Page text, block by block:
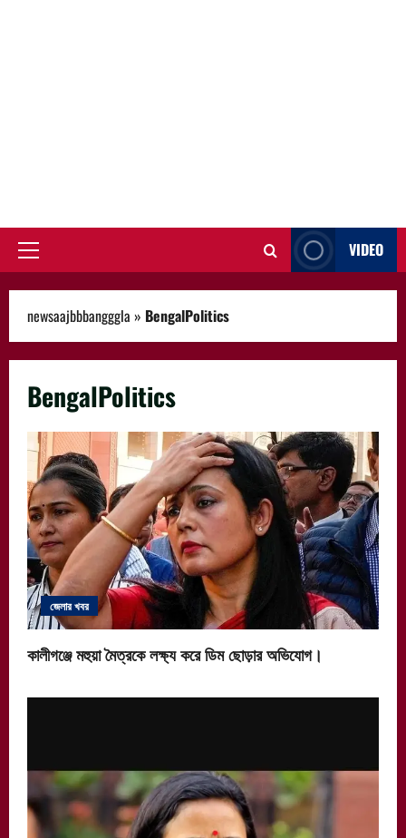
Primary
VIDEO
newsaajbbbangggla » BengalPolitics
BengalPolitics
জেলার খবর
কালীগঞ্জে মহুয়া মৈত্রকে লক্ষ্য করে ডিম ছোড়ার অভিযোগ।